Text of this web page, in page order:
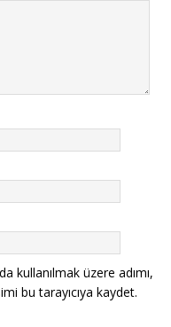
kullanılmak üzere adımı,
bu tarayıcıya kaydet.